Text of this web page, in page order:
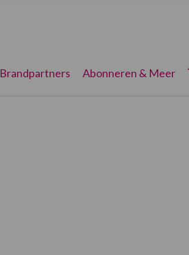
Brandpartners Abonneren & Meer